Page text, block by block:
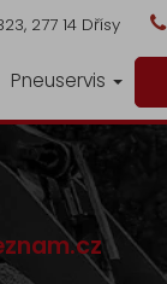
277 14 Dřísy
Pneuservis